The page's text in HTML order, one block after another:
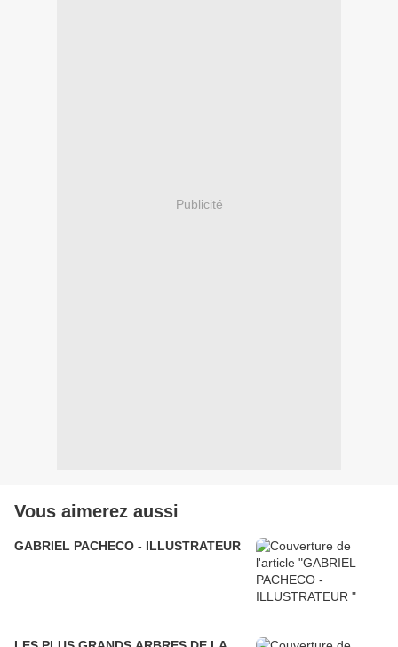
Publicité
Vous aimerez aussi
GABRIEL PACHECO - ILLUSTRATEUR